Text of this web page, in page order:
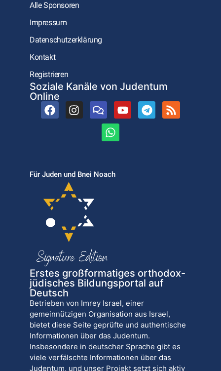
Alle Sponsoren
Impressum
Datenschutzerklärung
Kontakt
Registrieren
Soziale Kanäle von Judentum
Online
Für Juden und Bnei Noach
Erstes großformatiges orthodox-
jüdisches Bildungsportal auf
Deutsch
Betrieben von Imrey Israel, einer
gemeinnützigen Organisation aus Israel,
bietet diese Seite geprüfte und authentische
Informationen über das Judentum.
Insbesondere in deutscher Sprache gibt es
viele verfälschte Informationen über das
Judentum, und unser Projekt setzt sich aktiv